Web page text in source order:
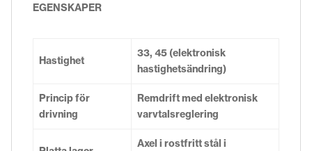
EGENSKAPER
Hastighet
33, 45 (elektronisk
hastighetsändring)
Princip för
drivning
Remdrift med elektronisk
varvtalsreglering
Axel i rostfritt stål i